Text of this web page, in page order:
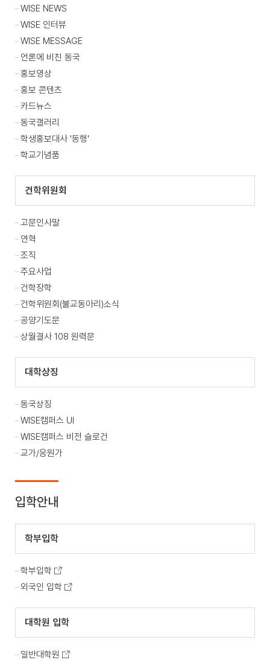
WISE NEWS
WISE 인터뷰
WISE MESSAGE
언론에 비친 동국
홍보영상
홍보 콘텐츠
카드뉴스
동국갤러리
학생홍보대사 '동행'
학교기념품
건학위원회
고문인사말
연혁
조직
주요사업
건학장학
건학위원회(불교동아리)소식
공양기도문
상월결사 108 원력문
대학상징
동국상징
WISE캠퍼스 UI
WISE캠퍼스 비전 슬로건
교가/응원가
입학안내
학부입학
학부입학
외국인 입학
대학원 입학
일반대학원